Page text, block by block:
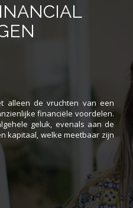
alleen de vruchten van een
financiële voordelen.
geluk, evenals aan de
kapitaal, welke meetbaar zijn